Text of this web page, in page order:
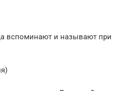
вспоминают и называют при